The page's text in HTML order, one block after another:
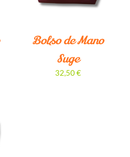
Bolso de Mano
Suge
32,50€